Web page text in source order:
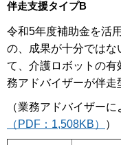
伴走支援タイプB
令和5年度補助金を活
の、成果が十分ではな
て、介護ロボットの
務アドバイザーが伴走
（業務アドバイザー
（PDF：1,508KB）
）